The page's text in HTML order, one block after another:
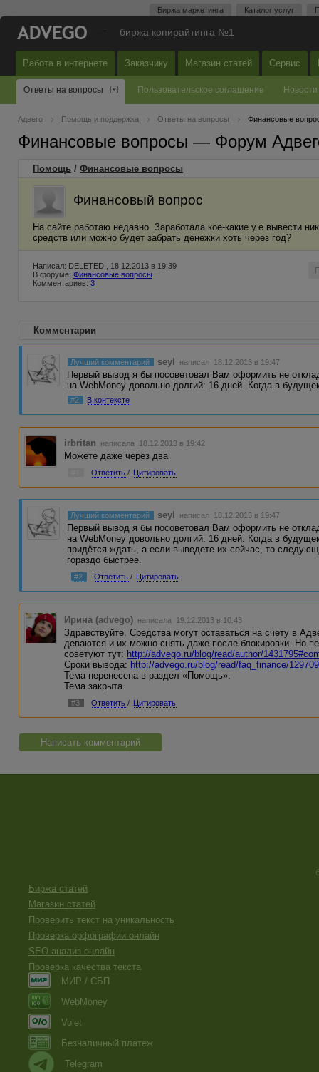
Биржа маркетинга Каталог услуг
— биржа копирайтинга №1
Работа в интернете Заказчику Магазин статей Сервис
Ответы на вопросы Пользовательское соглашение Новости
Адвего Помощь и поддержка Ответы на вопросы Финансовые
Финансовые вопросы — Форум
Помощь / Финансовые вопросы
Финансовый вопрос
На сайте работаю недавно. Заработала кое-какие у.е вывести
средств или можно будет забрать денежки хоть через год?
Написал: DELETED , 18.12.2013 в 19:39
В форуме: Финансовые вопросы
Комментариев: 3
Комментарии
Лучший комментарий seyl написал 18.12.2013 в 19:47
Первый вывод я бы посоветовал Вам оформить не
на WebMoney довольно долгий: 16 дней. Когда в
#2 В контексте
irbritan написала 18.12.2013 в 19:42
Можете даже через два
Ответить / Цитировать
Лучший комментарий seyl написал 18.12.2013 в 19:47
Первый вывод я бы посоветовал Вам оформить не
на WebMoney довольно долгий: 16 дней. Когда в
придётся ждать, а если выведете их сейчас, то
гораздо быстрее.
#2 Ответить / Цитировать
Ирина (advego) написала 19.12.2013 в 10:43
Здравствуйте. Средства могут оставаться на счету в
деваются и их можно снять даже после блокировки. Но
советуют тут: http://advego.ru/blog/read/author/
Сроки вывода: http://advego.ru/blog/read/faq_finance/
Тема перенесена в раздел «Помощь».
Тема закрыта.
#3 Ответить / Цитировать
Написать комментарий
Биржа статей
Магазин статей
Проверить текст на уникальность
Проверка орфографии онлайн
SEO анализ онлайн
Проверка качества текста
МИР / СБП
WebMoney
Volet
Безналичный платеж
Telegram